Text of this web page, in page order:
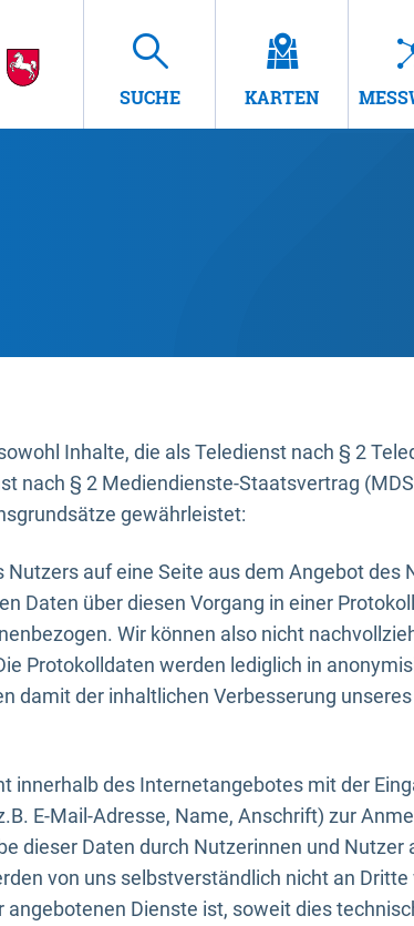
SUCHE KARTEN
Inhalte, die als Teledienst nach § 2
nach § 2 Mediendienste-Staatsvertrag
gewährleistet:
Nutzers auf eine Seite aus dem Angebot des
Daten über diesen Vorgang in einer
Wir können also nicht
Protokolldaten werden lediglich in
damit der inhaltlichen Verbesserung
innerhalb des Internetangebotes mit der
E-Mail-Adresse, Name, Anschrift) zur
dieser Daten durch Nutzerinnen und
von uns selbstverständlich nicht an
angebotenen Dienste ist, soweit dies